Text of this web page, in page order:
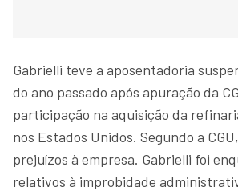
Gabrielli teve a aposentadoria
do ano passado após apuração da
participação na aquisição da
nos Estados Unidos. Segundo a
prejuízos à empresa. Gabrielli foi
relativos à improbidade